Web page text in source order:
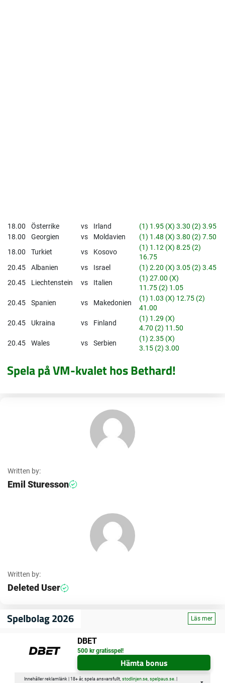
18.00 Österrike vs Irland
(1) 1.95 (X) 3.30 (2) 3.95
18.00
Georgien vs Moldavien
(1) 1.48 (X) 3.80 (2) 7.50
18.00
Turkiet vs Kosovo
(1) 1.12 (X) 8.25 (2)
16.75
20.45
Albanien vs Israel
(1) 2.20 (X) 3.05 (2) 3.45
20.45
Liechtenstein vs Italien
(1) 27.00 (X)
11.75 (2) 1.05
20.45
Spanien vs Makedonien
(1) 1.03 (X) 12.75 (2)
41.00
20.45
Ukraina vs Finland
(1) 1.29 (X)
4.70 (2) 11.50
20.45
Wales vs Serbien
(1) 2.35 (X)
3.15 (2) 3.00
Spela på VM-kvalet hos Bethard!
Written by:
Emil Sturesson
Written by:
Deleted User
Spelbolag 2026 Läs mer
DBET
500 kr gratisspel!
Hämta bonus
Innehåller reklamlänk | 18+ år, spela ansvarsfullt, stodlinjen.se, spelpaus.se. |